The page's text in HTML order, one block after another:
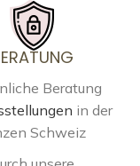
Beratung
in der
Schweiz